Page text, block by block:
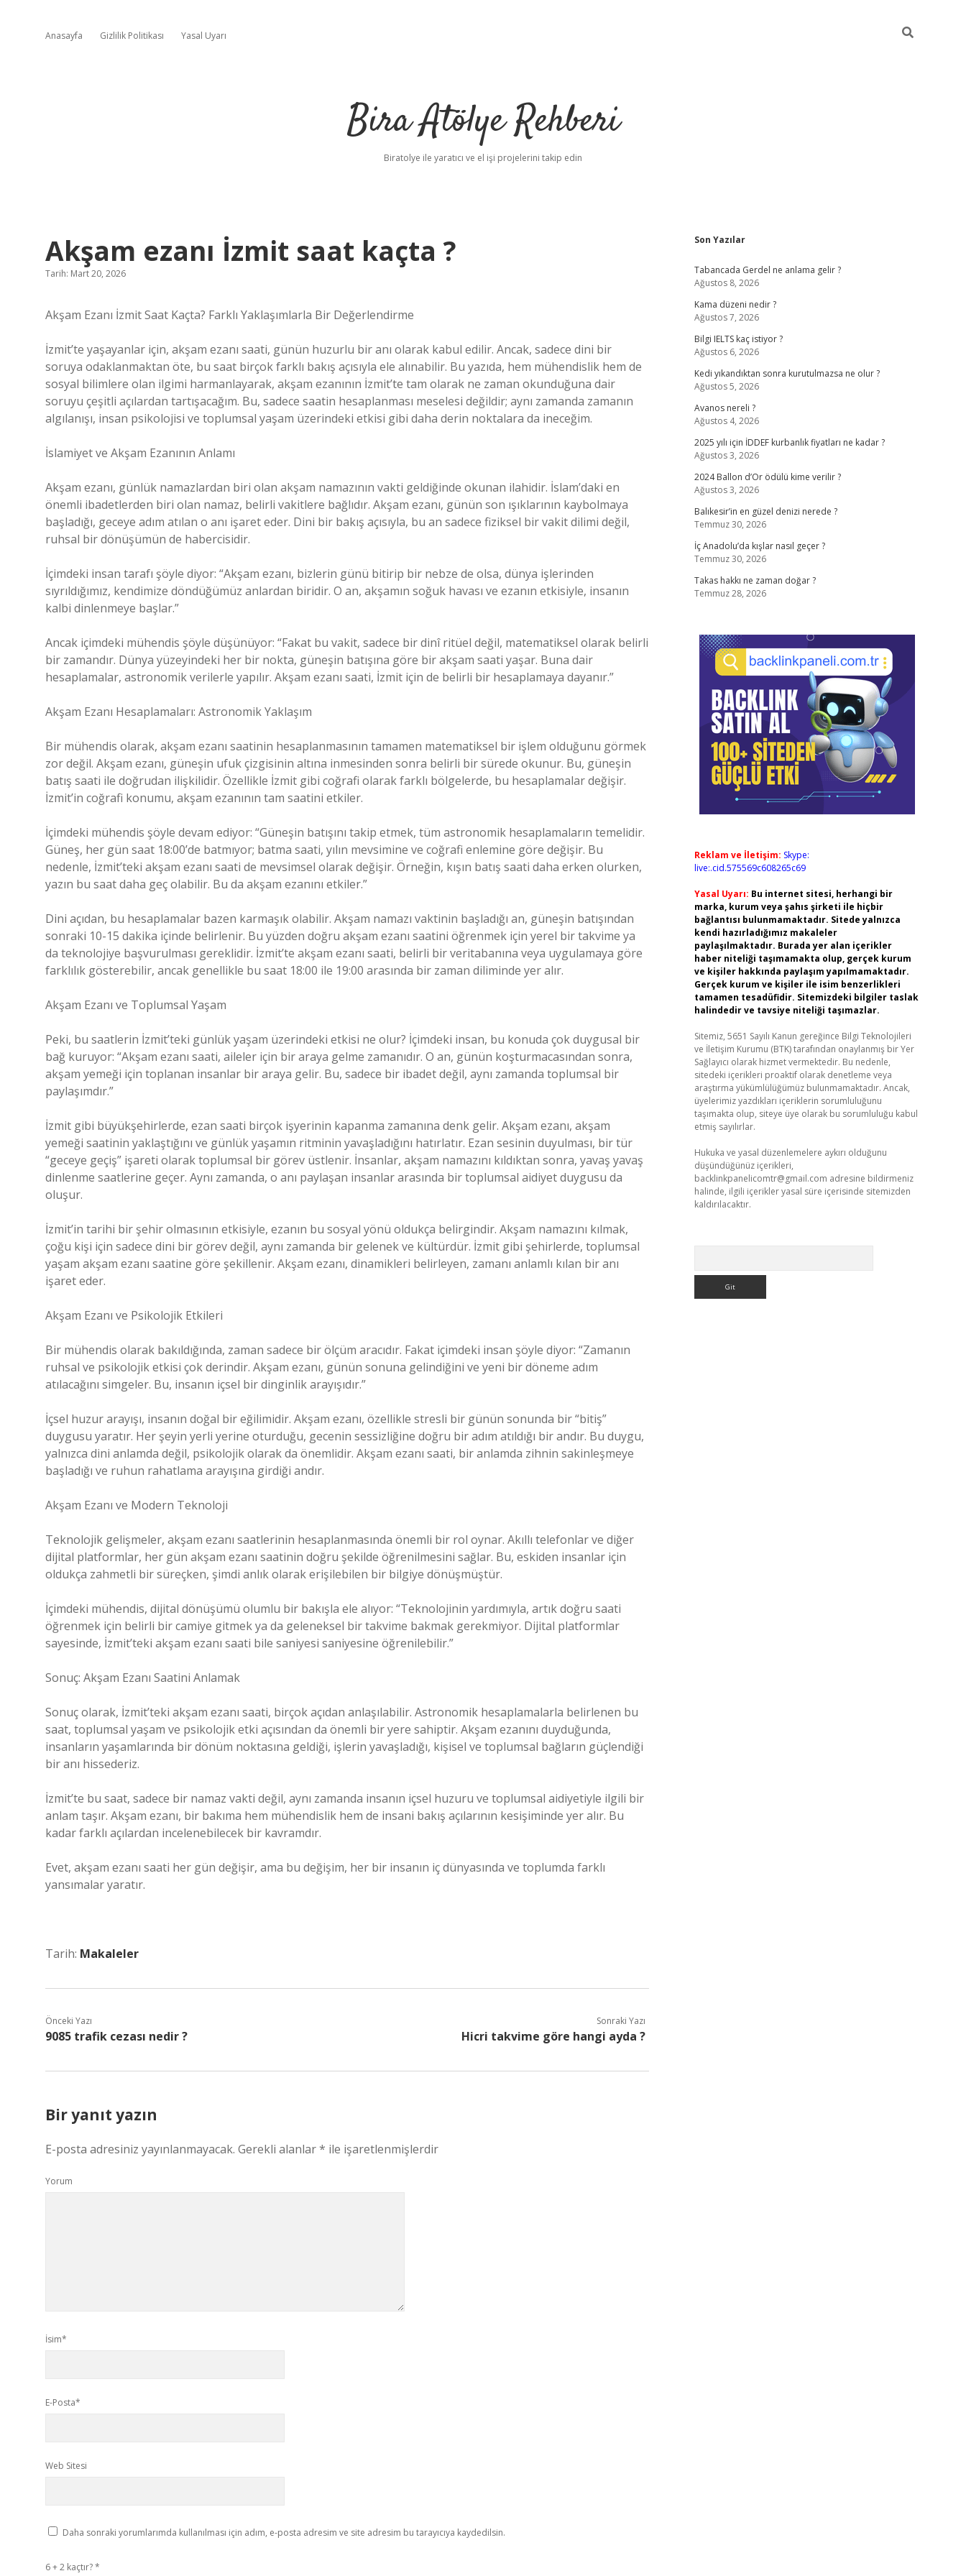
Anasayfa Gizlilik Politikası Yasal Uyarı
Bira Atölye Rehberi
Biratolye ile yaratıcı ve el işi projelerini takip edin
Akşam ezanı İzmit saat kaçta ?
Tarih: Mart 20, 2026
Akşam Ezanı İzmit Saat Kaçta? Farklı Yaklaşımlarla Bir Değerlendirme
İzmit’te yaşayanlar için, akşam ezanı saati, günün huzurlu bir anı olarak kabul edilir. Ancak, sadece dini bir
soruya odaklanmaktan öte, bu saat birçok farklı bakış açısıyla ele alınabilir. Bu yazıda, hem mühendislik hem de
sosyal bilimlere olan ilgimi harmanlayarak, akşam ezanının İzmit’te tam olarak ne zaman okunduğuna dair
soruyu çeşitli açılardan tartışacağım. Bu, sadece saatin hesaplanması meselesi değildir; aynı zamanda zamanın
algılanışı, insan psikolojisi ve toplumsal yaşam üzerindeki etkisi gibi daha derin noktalara da ineceğim.
İslamiyet ve Akşam Ezanının Anlamı
Akşam ezanı, günlük namazlardan biri olan akşam namazının vakti geldiğinde okunan ilahidir. İslam’daki en
önemli ibadetlerden biri olan namaz, belirli vakitlere bağlıdır. Akşam ezanı, günün son ışıklarının kaybolmaya
başladığı, geceye adım atılan o anı işaret eder. Dini bir bakış açısıyla, bu an sadece fiziksel bir vakit dilimi değil,
ruhsal bir dönüşümün de habercisidir.
İçimdeki insan tarafı şöyle diyor: “Akşam ezanı, bizlerin günü bitirip bir nebze de olsa, dünya işlerinden
sıyrıldığımız, kendimize döndüğümüz anlardan biridir. O an, akşamın soğuk havası ve ezanın etkisiyle, insanın
kalbi dinlenmeye başlar.”
Ancak içimdeki mühendis şöyle düşünüyor: “Fakat bu vakit, sadece bir dinî ritüel değil, matematiksel olarak belirli
bir zamandır. Dünya yüzeyindeki her bir nokta, güneşin batışına göre bir akşam saati yaşar. Buna dair
hesaplamalar, astronomik verilerle yapılır. Akşam ezanı saati, İzmit için de belirli bir hesaplamaya dayanır.”
Akşam Ezanı Hesaplamaları: Astronomik Yaklaşım
Bir mühendis olarak, akşam ezanı saatinin hesaplanmasının tamamen matematiksel bir işlem olduğunu görmek
zor değil. Akşam ezanı, güneşin ufuk çizgisinin altına inmesinden sonra belirli bir sürede okunur. Bu, güneşin
batış saati ile doğrudan ilişkilidir. Özellikle İzmit gibi coğrafi olarak farklı bölgelerde, bu hesaplamalar değişir.
İzmit’in coğrafi konumu, akşam ezanının tam saatini etkiler.
İçimdeki mühendis şöyle devam ediyor: “Güneşin batışını takip etmek, tüm astronomik hesaplamaların temelidir.
Güneş, her gün saat 18:00’de batmıyor; batma saati, yılın mevsimine ve coğrafi enlemine göre değişir. Bu
nedenle, İzmit’teki akşam ezanı saati de mevsimsel olarak değişir. Örneğin, kışın batış saati daha erken olurken,
yazın bu saat daha geç olabilir. Bu da akşam ezanını etkiler.”
Dini açıdan, bu hesaplamalar bazen karmaşık olabilir. Akşam namazı vaktinin başladığı an, güneşin batışından
sonraki 10-15 dakika içinde belirlenir. Bu yüzden doğru akşam ezanı saatini öğrenmek için yerel bir takvime ya
da teknolojiye başvurulması gereklidir. İzmit’te akşam ezanı saati, belirli bir veritabanına veya uygulamaya göre
farklılık gösterebilir, ancak genellikle bu saat 18:00 ile 19:00 arasında bir zaman diliminde yer alır.
Akşam Ezanı ve Toplumsal Yaşam
Peki, bu saatlerin İzmit’teki günlük yaşam üzerindeki etkisi ne olur? İçimdeki insan, bu konuda çok duygusal bir
bağ kuruyor: “Akşam ezanı saati, aileler için bir araya gelme zamanıdır. O an, günün koşturmacasından sonra,
akşam yemeği için toplanan insanlar bir araya gelir. Bu, sadece bir ibadet değil, aynı zamanda toplumsal bir
paylaşımdır.”
İzmit gibi büyükşehirlerde, ezan saati birçok işyerinin kapanma zamanına denk gelir. Akşam ezanı, akşam
yemeği saatinin yaklaştığını ve günlük yaşamın ritminin yavaşladığını hatırlatır. Ezan sesinin duyulması, bir tür
“geceye geçiş” işareti olarak toplumsal bir görev üstlenir. İnsanlar, akşam namazını kıldıktan sonra, yavaş yavaş
dinlenme saatlerine geçer. Aynı zamanda, o anı paylaşan insanlar arasında bir toplumsal aidiyet duygusu da
oluşur.
İzmit’in tarihi bir şehir olmasının etkisiyle, ezanın bu sosyal yönü oldukça belirgindir. Akşam namazını kılmak,
çoğu kişi için sadece dini bir görev değil, aynı zamanda bir gelenek ve kültürdür. İzmit gibi şehirlerde, toplumsal
yaşam akşam ezanı saatine göre şekillenir. Akşam ezanı, dinamikleri belirleyen, zamanı anlamlı kılan bir anı
işaret eder.
Akşam Ezanı ve Psikolojik Etkileri
Bir mühendis olarak bakıldığında, zaman sadece bir ölçüm aracıdır. Fakat içimdeki insan şöyle diyor: “Zamanın
ruhsal ve psikolojik etkisi çok derindir. Akşam ezanı, günün sonuna gelindiğini ve yeni bir döneme adım
atılacağını simgeler. Bu, insanın içsel bir dinginlik arayışıdır.”
İçsel huzur arayışı, insanın doğal bir eğilimidir. Akşam ezanı, özellikle stresli bir günün sonunda bir “bitiş”
duygusu yaratır. Her şeyin yerli yerine oturduğu, gecenin sessizliğine doğru bir adım atıldığı bir andır. Bu duygu,
yalnızca dini anlamda değil, psikolojik olarak da önemlidir. Akşam ezanı saati, bir anlamda zihnin sakinleşmeye
başladığı ve ruhun rahatlama arayışına girdiği andır.
Akşam Ezanı ve Modern Teknoloji
Teknolojik gelişmeler, akşam ezanı saatlerinin hesaplanmasında önemli bir rol oynar. Akıllı telefonlar ve diğer
dijital platformlar, her gün akşam ezanı saatinin doğru şekilde öğrenilmesini sağlar. Bu, eskiden insanlar için
oldukça zahmetli bir süreçken, şimdi anlık olarak erişilebilen bir bilgiye dönüşmüştür.
İçimdeki mühendis, dijital dönüşümü olumlu bir bakışla ele alıyor: “Teknolojinin yardımıyla, artık doğru saati
öğrenmek için belirli bir camiye gitmek ya da geleneksel bir takvime bakmak gerekmiyor. Dijital platformlar
sayesinde, İzmit’teki akşam ezanı saati bile saniyesi saniyesine öğrenilebilir.”
Sonuç: Akşam Ezanı Saatini Anlamak
Sonuç olarak, İzmit’teki akşam ezanı saati, birçok açıdan anlaşılabilir. Astronomik hesaplamalarla belirlenen bu
saat, toplumsal yaşam ve psikolojik etki açısından da önemli bir yere sahiptir. Akşam ezanını duyduğunda,
insanların yaşamlarında bir dönüm noktasına geldiği, işlerin yavaşladığı, kişisel ve toplumsal bağların güçlendiği
bir anı hissederiz.
İzmit’te bu saat, sadece bir namaz vakti değil, aynı zamanda insanın içsel huzuru ve toplumsal aidiyetiyle ilgili bir
anlam taşır. Akşam ezanı, bir bakıma hem mühendislik hem de insani bakış açılarının kesişiminde yer alır. Bu
kadar farklı açılardan incelenebilecek bir kavramdır.
Evet, akşam ezanı saati her gün değişir, ama bu değişim, her bir insanın iç dünyasında ve toplumda farklı
yansımalar yaratır.
Tarih: Makaleler
Önceki Yazı
9085 trafik cezası nedir ?
Sonraki Yazı
Hicri takvime göre hangi ayda ?
Bir yanıt yazın
E-posta adresiniz yayınlanmayacak. Gerekli alanlar* ile işaretlenmişlerdir
Yorum
İsim*
E-Posta*
Web Sitesi
Daha sonraki yorumlarımda kullanılması için adım, e-posta adresim ve site adresim bu tarayıcıya kaydedilsin.
6 + 2 kaçtır?*
Sidebar
Son Yazılar
Tabancada Gerdel ne anlama gelir ?
Ağustos 8, 2026
Kama düzeni nedir ?
Ağustos 7, 2026
Bilgi IELTS kaç istiyor ?
Ağustos 6, 2026
Kedi yıkandıktan sonra kurutulmazsa ne olur ?
Ağustos 5, 2026
Avanos nereli ?
Ağustos 4, 2026
2025 yılı için İDDEF kurbanlık fiyatları ne kadar ?
Ağustos 3, 2026
2024 Ballon d’Or ödülü kime verilir ?
Ağustos 3, 2026
Balıkesir’in en güzel denizi nerede ?
Temmuz 30, 2026
İç Anadolu’da kışlar nasıl geçer ?
Temmuz 30, 2026
Takas hakkı ne zaman doğar ?
Temmuz 28, 2026
Reklam ve İletişim: Skype:
live:.cid.575569c608265c69
Yasal Uyarı: Bu internet sitesi, herhangi bir
marka, kurum veya şahıs şirketi ile hiçbir
bağlantısı bulunmamaktadır. Sitede yalnızca
kendi hazırladığımız makaleler
paylaşılmaktadır. Burada yer alan içerikler
haber niteliği taşımamakta olup, gerçek kurum
ve kişiler hakkında paylaşım yapılmamaktadır.
Gerçek kurum ve kişiler ile isim benzerlikleri
tamamen tesadüfidir. Sitemizdeki bilgiler taslak
halindedir ve tavsiye niteliği taşımazlar.
Sitemiz, 5651 Sayılı Kanun gereğince Bilgi Teknolojileri
ve İletişim Kurumu (BTK) tarafından onaylanmış bir Yer
Sağlayıcı olarak hizmet vermektedir. Bu nedenle,
sitedeki içerikleri proaktif olarak denetleme veya
araştırma yükümlülüğümüz bulunmamaktadır. Ancak,
üyelerimiz yazdıkları içeriklerin sorumluluğunu
taşımakta olup, siteye üye olarak bu sorumluluğu kabul
etmiş sayılırlar.
Hukuka ve yasal düzenlemelere aykırı olduğunu
düşündüğünüz içerikleri,
backlinkpanelicomtr@gmail.com adresine bildirmeniz
halinde, ilgili içerikler yasal süre içerisinde sitemizden
kaldırılacaktır.
ilbetbetciBetexper giriş adresi